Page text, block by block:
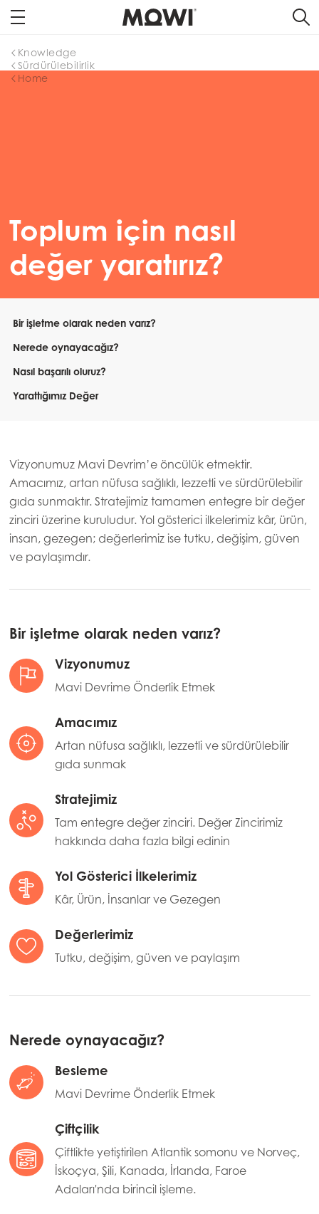
Home
Sürdürülebilirlik
Knowledge
Toplum için nasıl
değer yaratırız?
Bir işletme olarak neden varız?
Nerede oynayacağız?
Nasıl başarılı oluruz?
Yarattığımız Değer
Vizyonumuz Mavi Devrim’e öncülük etmektir.
Amacımız, artan nüfusa sağlıklı, lezzetli ve sürdürülebilir
gıda sunmaktır. Stratejimiz tamamen entegre bir değer
zinciri üzerine kuruludur. Yol gösterici ilkelerimiz kâr, ürün,
insan, gezegen; değerlerimiz ise tutku, değişim, güven
ve paylaşımdır.
Bir işletme olarak neden varız?
Vizyonumuz
Mavi Devrime Önderlik Etmek
Amacımız
Artan nüfusa sağlıklı, lezzetli ve sürdürülebilir
gıda sunmak
Stratejimiz
Tam entegre değer zinciri. Değer Zincirimiz
hakkında daha fazla bilgi edinin
Yol Gösterici İlkelerimiz
Kâr, Ürün, İnsanlar ve Gezegen
Değerlerimiz
Tutku, değişim, güven ve paylaşım
Nerede oynayacağız?
Besleme
Mavi Devrime Önderlik Etmek
Çiftçilik
Çiftlikte yetiştirilen Atlantik somonu ve Norveç,
İskoçya, Şili, Kanada, İrlanda, Faroe
Adaları'nda birincil işleme.